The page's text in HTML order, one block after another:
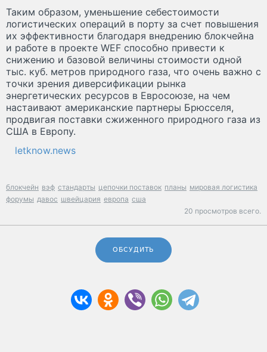
Таким образом, уменьшение себестоимости
логистических операций в порту за счет повышения
их эффективности благодаря внедрению блокчейна
и работе в проекте WEF способно привести к
снижению и базовой величины стоимости одной
тыс. куб. метров природного газа, что очень важно с
точки зрения диверсификации рынка
энергетических ресурсов в Евросоюзе, на чем
настаивают американские партнеры Брюсселя,
продвигая поставки сжиженного природного газа из
США в Европу.
letknow.news
блокчейн вэф стандарты цепочки поставок планы мировая логистика
форумы давос швейцария европа сша
20 просмотров всего.
ОБСУДИТЬ